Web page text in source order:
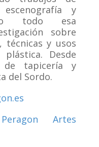
y
todo esa
sobre
técnicas y usos
Desde
tapicería y
del Sordo.
Artes